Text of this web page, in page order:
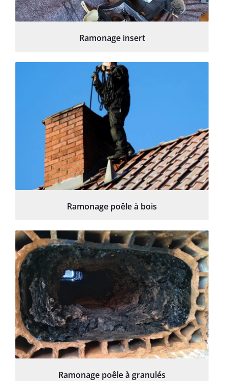
Ramonage insert
Ramonage poêle à bois
Ramonage poêle à granulés